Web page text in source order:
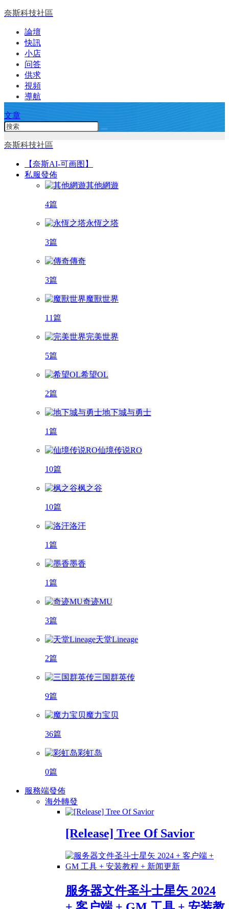
奈斯科技社區
論壇
快訊
小店
问答
供求
視頻
導航
文章
奈斯科技社區
【奈斯AI-可画图】
私服發佈
其他網遊
4篇
永恆之塔
3篇
傳奇
3篇
魔獸世界
11篇
完美世界
5篇
希望OL
2篇
地下城与勇士
1篇
仙境传说RO
10篇
枫之谷
10篇
洛汗
1篇
墨香
1篇
奇迹MU
3篇
天堂Lineage
2篇
三国群英传
9篇
魔力宝贝
36篇
彩虹岛
0篇
服務端發佈
海外轉發
[Release] Tree Of Savior
服务器文件圣斗士星矢 2024